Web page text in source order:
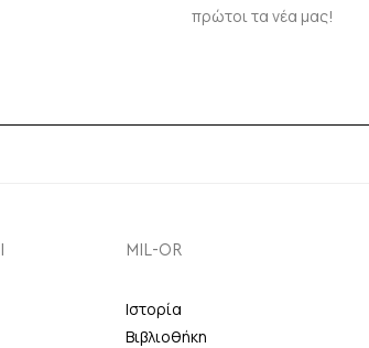
πρώτοι τα νέα μας!
MIL-OR
Ιστορία
Βιβλιοθήκη